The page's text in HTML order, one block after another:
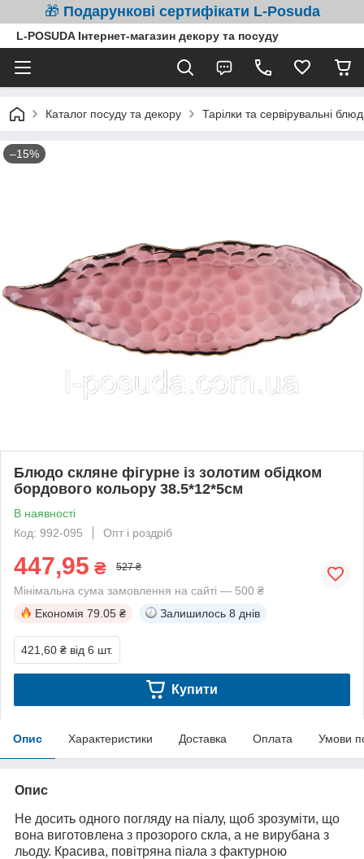
🎁 Подарункові сертифікати L-Posuda
L-POSUDA Інтернет-магазин декору та посуду
Каталог посуду та декору Тарілки та сервірувальні
–15%
Блюдо скляне фігурне із золотим обідком
бордового кольору 38.5*12*5см
В наявності
Код: 992-095
Опт і роздріб
447,95 ₴ 527 ₴
Мінімальна сума замовлення на сайті — 500 ₴
Економія 79.05 ₴ Залишилось 8 днів
421,60 ₴ від 6 шт.
Купити
Опис Характеристики Доставка Оплата Умови
Опис
Не досить одного погляду на піалу, щоб зрозуміти, що
вона виготовлена з прозорого скла, а не вирубана з
льоду. Красива, повітряна піала з фактурною